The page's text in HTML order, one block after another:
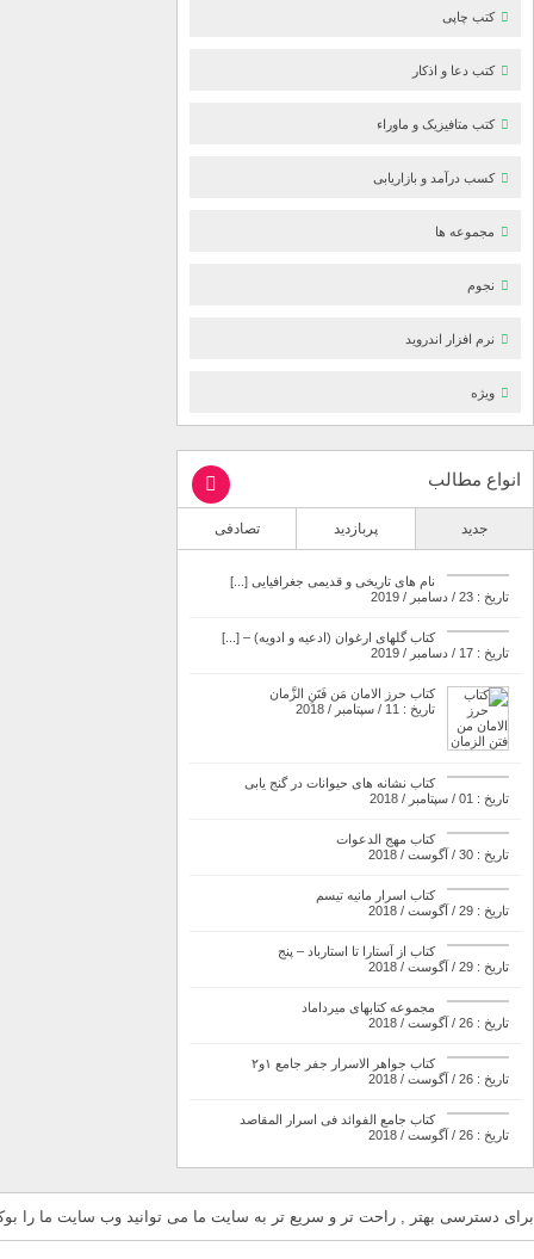
کتب چاپی
کتب دعا و اذکار
کتب متافیزیک و ماوراء
کسب درآمد و بازاریابی
مجموعه ها
نجوم
نرم افزار اندروید
ویژه
انواع مطالب
جدید پربازدید تصادفی
نام های تاریخی و قدیمی جغرافیایی [...]
تاریخ : 23 / دسامبر / 2019
کتاب گلهای ارغوان (ادعیه و ادویه) – [...]
تاریخ : 17 / دسامبر / 2019
کتاب حرز الامان مَن فَتَنِ الزَّمان
تاریخ : 11 / سپتامبر / 2018
کتاب نشانه های حیوانات در گنج یابی
تاریخ : 01 / سپتامبر / 2018
کتاب مهج الدعوات
تاریخ : 30 / آگوست / 2018
کتاب اسرار مانیه تیسم
تاریخ : 29 / آگوست / 2018
کتاب از آستارا تا استارباد – پنج
تاریخ : 29 / آگوست / 2018
مجموعه کتابهای میرداماد
تاریخ : 26 / آگوست / 2018
کتاب جواهر الاسرار جفر جامع ۱و۲
تاریخ : 26 / آگوست / 2018
کتاب جامع الفوائد فی اسرار المقاصد
تاریخ : 26 / آگوست / 2018
برای دسترسی بهتر , راحت تر و سریع تر به سایت ما می توانید وب سایت ما را